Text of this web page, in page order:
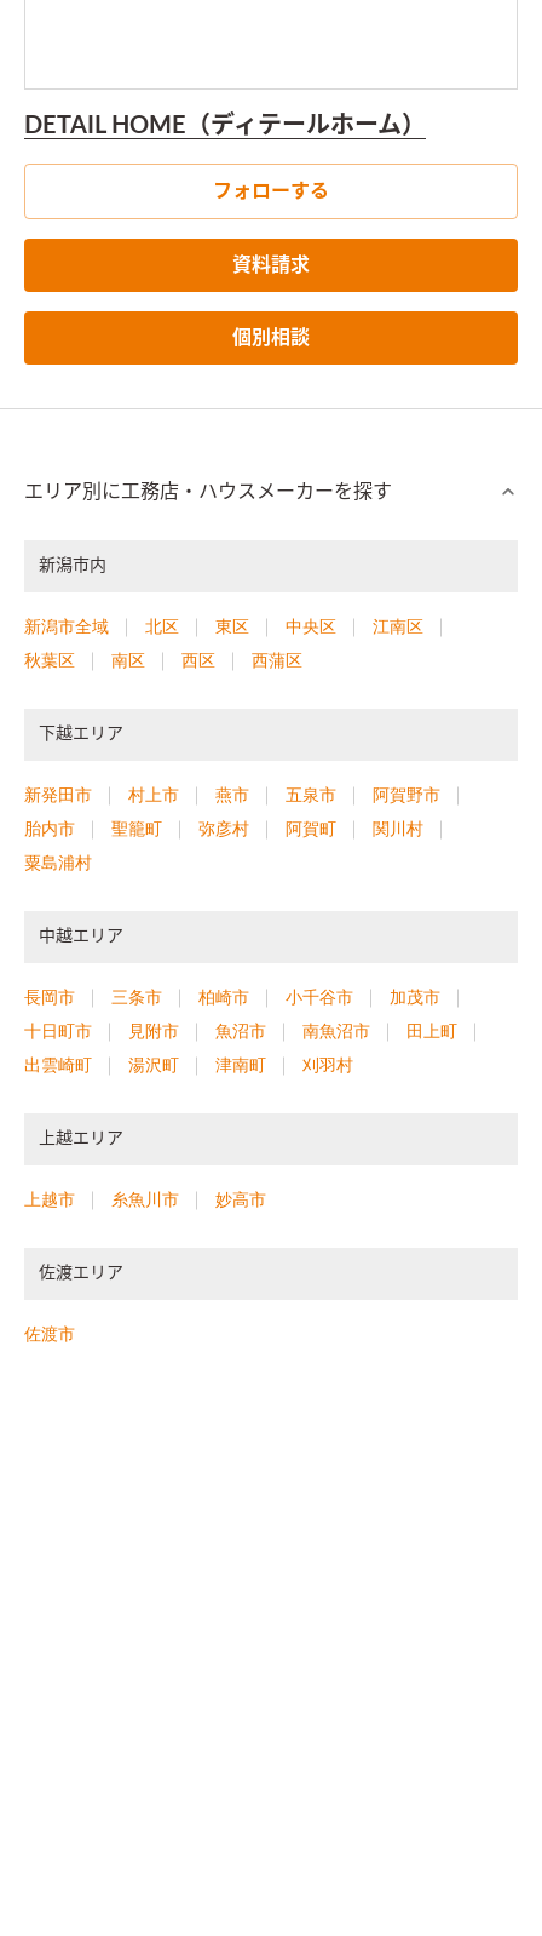
DETAIL HOME（ディテールホーム）
フォローする
資料請求
個別相談
エリア別に工務店・ハウスメーカーを探す
新潟市内
新潟市全域 北区 東区 中央区
江南区
秋葉区
南区 西区 西蒲区
下越エリア
新発田市 村上市 燕市 五泉市
阿賀野市
胎内市
聖籠町 弥彦村 阿賀町
関川村
粟島浦村
中越エリア
長岡市 三条市 柏崎市 小千谷市
加茂市
十日町市
見附市 魚沼市 南魚沼市
田上町
出雲崎町
湯沢町 津南町 刈羽村
上越エリア
上越市 糸魚川市 妙高市
佐渡エリア
佐渡市